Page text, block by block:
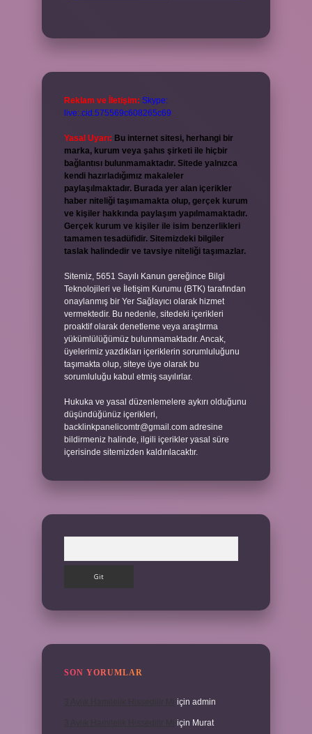
Reklam ve İletişim: Skype:
live:.cid.575569c608265c69
Yasal Uyarı: Bu internet sitesi, herhangi bir
marka, kurum veya şahıs şirketi ile hiçbir
bağlantısı bulunmamaktadır. Sitede yalnızca
kendi hazırladığımız makaleler
paylaşılmaktadır. Burada yer alan içerikler
haber niteliği taşımamakta olup, gerçek kurum
ve kişiler hakkında paylaşım yapılmamaktadır.
Gerçek kurum ve kişiler ile isim benzerlikleri
tamamen tesadüfidir. Sitemizdeki bilgiler
taslak halindedir ve tavsiye niteliği taşımazlar.
Sitemiz, 5651 Sayılı Kanun gereğince Bilgi
Teknolojileri ve İletişim Kurumu (BTK) tarafından
onaylanmış bir Yer Sağlayıcı olarak hizmet
vermektedir. Bu nedenle, sitedeki içerikleri
proaktif olarak denetleme veya araştırma
yükümlülüğümüz bulunmamaktadır. Ancak,
üyelerimiz yazdıkları içeriklerin sorumluluğunu
taşımakta olup, siteye üye olarak bu
sorumluluğu kabul etmiş sayılırlar.
Hukuka ve yasal düzenlemelere aykırı olduğunu
düşündüğünüz içerikleri,
backlinkpanelicomtr@gmail.com adresine
bildirmeniz halinde, ilgili içerikler yasal süre
içerisinde sitemizden kaldırılacaktır.
SON YORUMLAR
için admin
için Murat